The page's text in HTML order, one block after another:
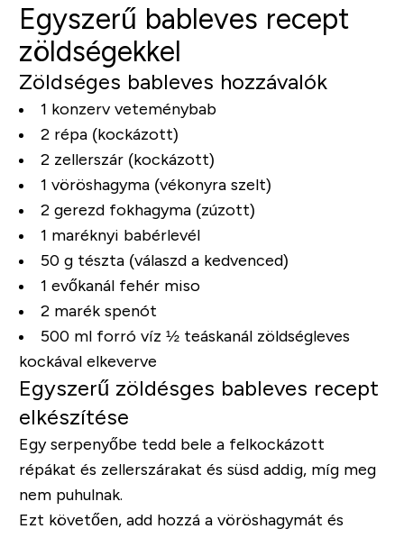
Egyszerű bableves recept
zöldségekkel
Zöldséges bableves hozzávalók
1 konzerv veteménybab
2 répa (kockázott)
2 zellerszár (kockázott)
1 vöröshagyma (vékonyra szelt)
2 gerezd fokhagyma (zúzott)
1 maréknyi babérlevél
50 g tészta (válaszd a kedvenced)
1 evőkanál fehér miso
2 marék spenót
500 ml forró víz ½ teáskanál zöldségleves
kockával elkeverve
Egyszerű zöldésges bableves recept
elkészítése
Egy serpenyőbe tedd bele a felkockázott
répákat és zellerszárakat és süsd addig, míg meg
nem puhulnak.
Ezt követően, add hozzá a vöröshagymát és